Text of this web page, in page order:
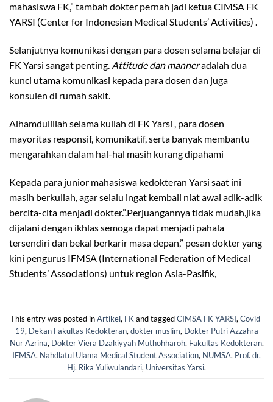
mahasiswa FK,” tambah dokter pernah jadi ketua CIMSA FK
YARSI (Center for Indonesian Medical Students’ Activities) .
Selanjutnya komunikasi dengan para dosen selama belajar di
FK Yarsi sangat penting. Attitude dan manneradalah dua
kunci utama komunikasi kepada para dosen dan juga
konsulen di rumah sakit.
Alhamdulillah selama kuliah di FK Yarsi , para dosen
mayoritas responsif, komunikatif, serta banyak membantu
mengarahkan dalam hal-hal masih kurang dipahami
Kepada para junior mahasiswa kedokteran Yarsi saat ini
masih berkuliah, agar selalu ingat kembali niat awal adik-adik
bercita-cita menjadi dokter.”.Perjuangannya tidak mudah,jika
dijalani dengan ikhlas semoga dapat menjadi pahala
tersendiri dan bekal berkarir masa depan,” pesan dokter yang
kini pengurus IFMSA (International Federation of Medical
Students’ Associations) untuk region Asia-Pasifik,
This entry was posted inArtikel, FKand taggedCIMSA FK YARSI, Covid-
19, Dekan Fakultas Kedokteran, dokter muslim, Dokter Putri Azzahra
Nur Azrina, Dokter Viera Dzakiyyah Muthohharoh, Fakultas Kedokteran,
IFMSA, Nahdlatul Ulama Medical Student Association, NUMSA, Prof. dr.
Hj. Rika Yuliwulandari, Universitas Yarsi.